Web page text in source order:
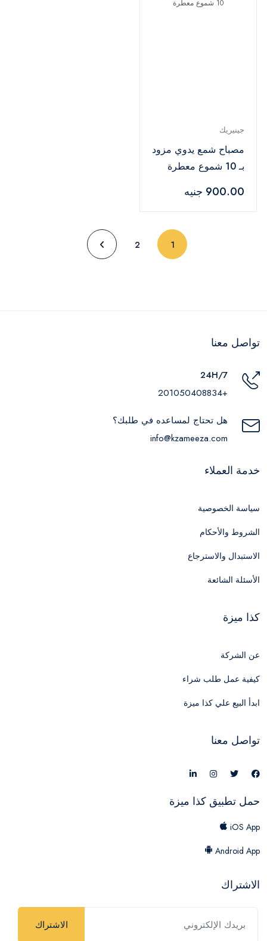
جينيريك
مصباح شمع يدوي مزود
بـ 10 شموع معطرة
900.00 جنيه
1
2
تواصل معنا
24H/7
+201050408834
هل تحتاج لمساعده في طلبك؟
info@kzameeza.com
خدمة العملاء
سياسة الخصوصية
الشروط والأحكام
الاستبدال والاسترجاع
الأسئلة الشائعة
كذا ميزة
عن الشركة
كيفية عمل طلب شراء
ابدأ البيع علي كذا ميزة
تواصل معنا
حمل تطبيق كذا ميزة
iOS App
Android App
الاشتراك
الاشتراك